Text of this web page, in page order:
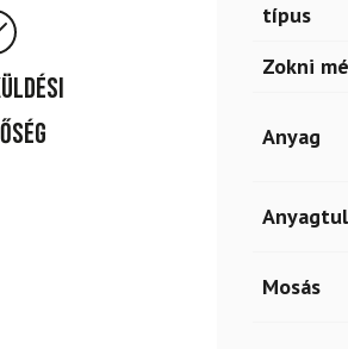
típus
Zokni
Anyag
Mosás